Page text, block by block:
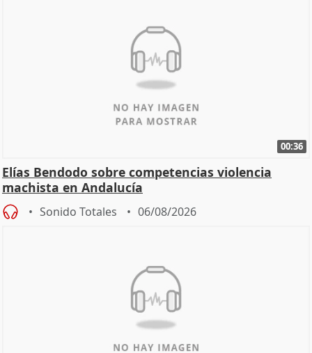
00:36
Elías Bendodo sobre competencias violencia
machista en Andalucía
Sonido Totales 06/08/2026